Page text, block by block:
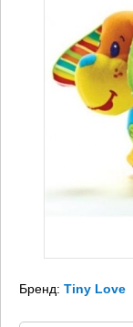
Бренд: Tiny Love